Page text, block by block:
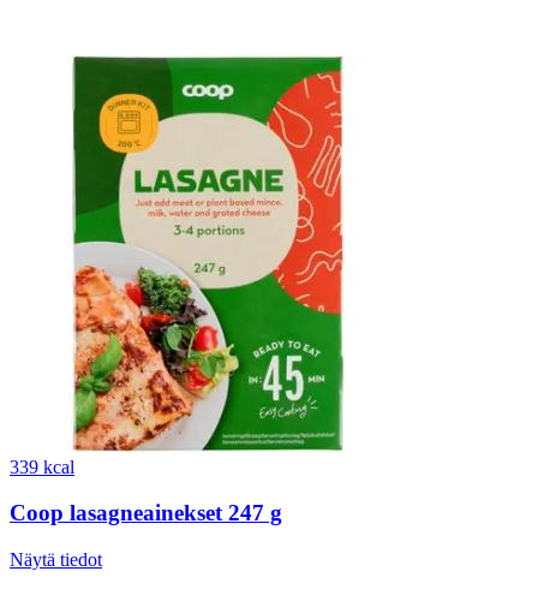
339 kcal
Coop lasagneainekset 247 g
Näytä tiedot